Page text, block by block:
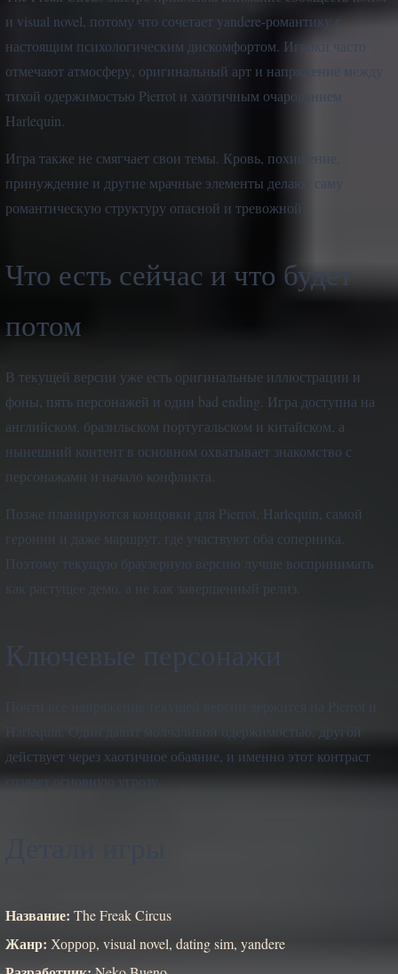
и visual novel, потому что сочетает yandere-романтику с
настоящим психологическим дискомфортом. Игроки часто
отмечают атмосферу, оригинальный арт и напряжение между
тихой одержимостью Pierrot и хаотичным очарованием
Harlequin.
Игра также не смягчает свои темы. Кровь, похищение,
принуждение и другие мрачные элементы делают саму
романтическую структуру опасной и тревожной.
Что есть сейчас и что будет
потом
В текущей версии уже есть оригинальные иллюстрации и
фоны, пять персонажей и один bad ending. Игра доступна на
английском, бразильском португальском и китайском, а
нынешний контент в основном охватывает знакомство с
персонажами и начало конфликта.
Позже планируются концовки для Pierrot, Harlequin, самой
героини и даже маршрут, где участвуют оба соперника.
Поэтому текущую браузерную версию лучше воспринимать
как растущее демо, а не как завершенный релиз.
Ключевые персонажи
Почти все напряжение текущей версии держится на Pierrot и
Harlequin. Один давит молчаливой одержимостью, другой
действует через хаотичное обаяние, и именно этот контраст
создает основную угрозу.
Название: The Freak Circus
Жанр: Хоррор, visual novel, dating sim, yandere